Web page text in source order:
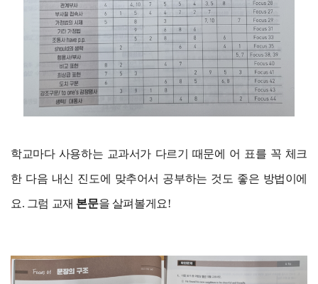
학교마다 사용하는 교과서가 다르기 때문에 어 표를 꼭 체크
한 다음 내신 진도에 맞추어서 공부하는 것도 좋은 방법이에
요. 그럼 교재 본문을 살펴볼게요!